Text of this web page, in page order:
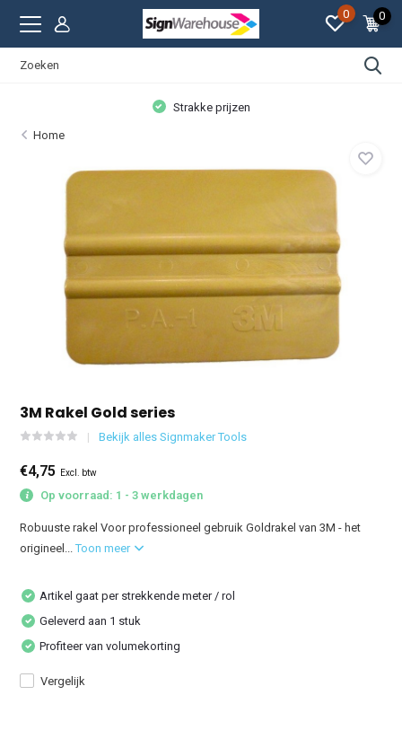
0 0
Strakke prijzen
Home
3M Rakel Gold series
Bekijk alles Signmaker Tools
€4,75 Excl. btw
Op voorraad: 1 - 3 werkdagen
Robuuste rakel Voor professioneel gebruik Goldrakel van 3M - het
origineel...Toon meer
Artikel gaat per strekkende meter / rol
Geleverd aan 1 stuk
Profiteer van volumekorting
Vergelijk